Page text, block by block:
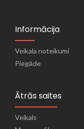
Informācija
Veikala noteikumi
Piegāde
Ātrās saites
Veikals